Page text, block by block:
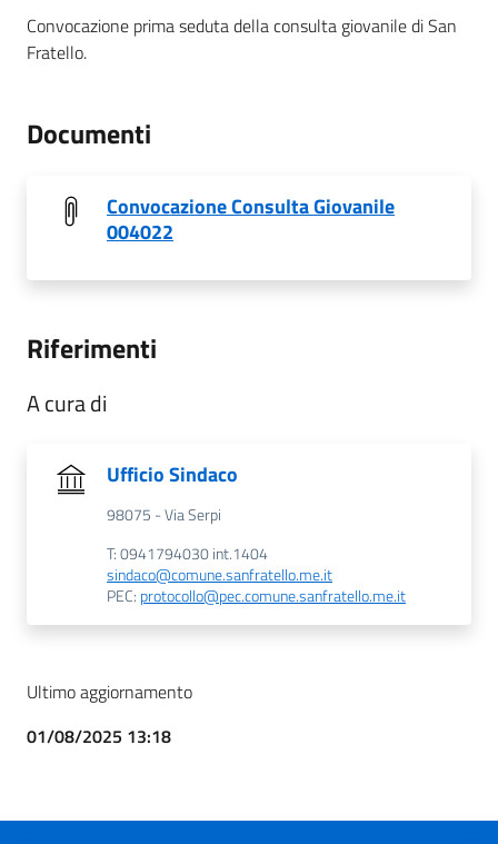
Convocazione prima seduta della consulta giovanile di San
Fratello.
Documenti
Convocazione Consulta Giovanile
004022
Riferimenti
A cura di
Ufficio Sindaco
98075 - Via Serpi
T: 0941794030 int.1404
sindaco@comune.sanfratello.me.it
PEC: protocollo@pec.comune.sanfratello.me.it
Ultimo aggiornamento
01/08/2025 13:18